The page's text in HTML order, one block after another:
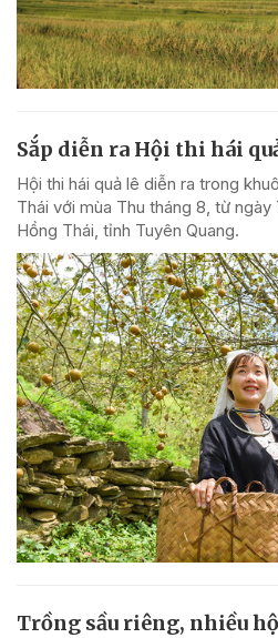
Sắp diễn ra Hội thi hái
Hội thi hái quả lê diễn ra trong
Thái với mùa Thu tháng 8, từ
Hồng Thái, tỉnh Tuyên Quang.
Trồng sầu riêng, nhiều